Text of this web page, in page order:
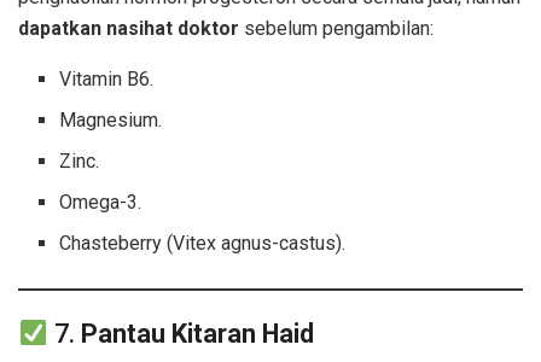
dapatkan nasihat doktor sebelum pengambilan:
Vitamin B6.
Magnesium.
Zinc.
Omega-3.
Chasteberry (Vitex agnus-castus).
7. Pantau Kitaran Haid